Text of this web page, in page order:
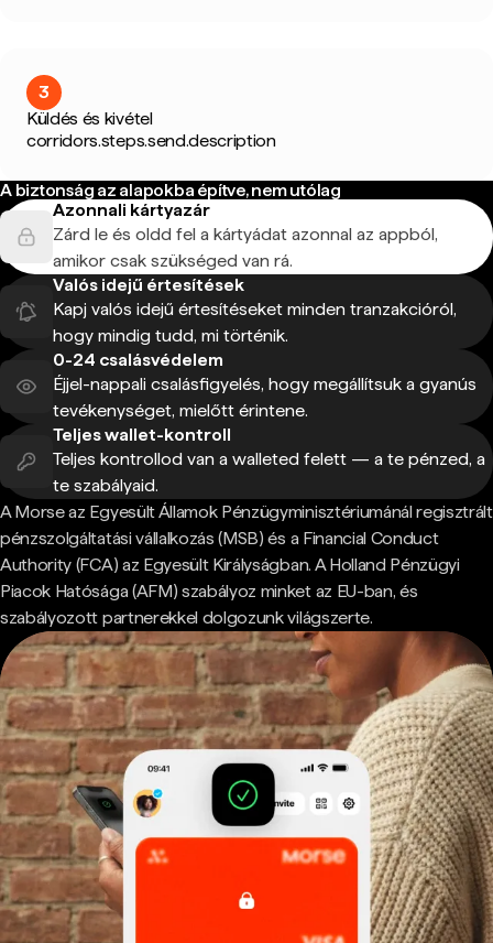
3
Küldés és kivétel
corridors.steps.send.description
A biztonság az alapokba építve, nem utólag
Azonnali kártyazár
Zárd le és oldd fel a kártyádat azonnal az appból,
amikor csak szükséged van rá.
Valós idejű értesítések
Kapj valós idejű értesítéseket minden tranzakcióról,
hogy mindig tudd, mi történik.
0-24 csalásvédelem
Éjjel-nappali csalásfigyelés, hogy megállítsuk a gyanús
tevékenységet, mielőtt érintene.
Teljes wallet-kontroll
Teljes kontrollod van a walleted felett — a te pénzed, a
te szabályaid.
A Morse az Egyesült Államok Pénzügyminisztériumánál regisztrált
pénzszolgáltatási vállalkozás (MSB) és a Financial Conduct
Authority (FCA) az Egyesült Királyságban. A Holland Pénzügyi
Piacok Hatósága (AFM) szabályoz minket az EU-ban, és
szabályozott partnerekkel dolgozunk világszerte.